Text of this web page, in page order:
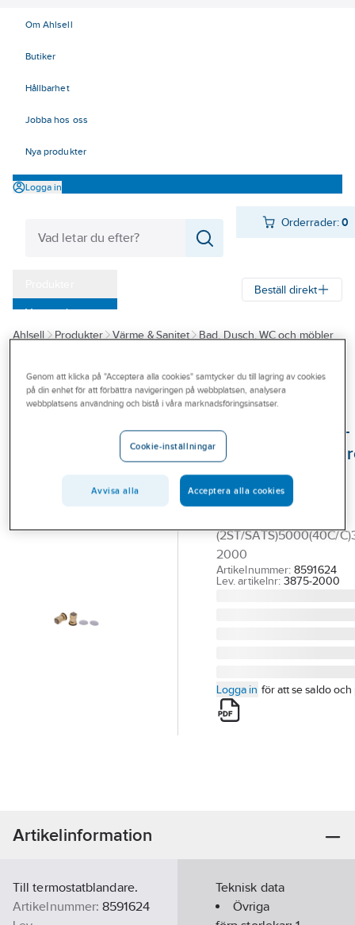
Om Ahlsell
Butiker
Hållbarhet
Jobba hos oss
Nya produkter
Logga in
Orderrader:0
Varumärken
Kampanjer
Branscher
Beställ direkt
Ahlsell Produkter Värme & Sanitet
Bad, Dusch, WC och möbler
Reservdelar blandare
Reservdelar FMM termostatblandare
Backventil/Filter -
5000-serien
BACKVENTIL/FILTER
(2ST/SATS)5000(40C/
2000
Artikelnummer: 8591624
Lev. artikelnr: 3875-2000
Logga in för att se saldo och
Artikelinformation
Till termostatblandare.
Artikelnummer: 8591624
Teknisk data
Övriga
Genom att klicka på "Acceptera alla cookies" samtycker du till lagring av cookies
på din enhet för att förbättra navigeringen på webbplatsen, analysera
webbplatsens användning och bistå i våra marknadsföringsinsatser.
Cookie-inställningar
Avvisa alla Acceptera alla cookies